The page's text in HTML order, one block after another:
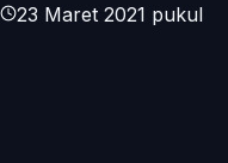
23 Maret 2021 pukul